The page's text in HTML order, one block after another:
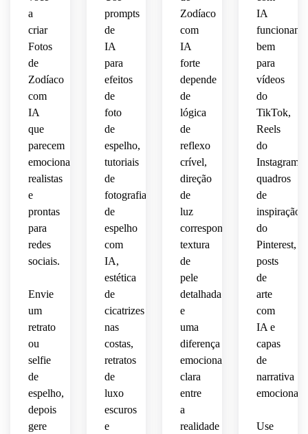
ultra
detalhada
coreano
detalhado
embalagem
cinematográfica
estética
do
TikTok
cintilante,
atmosfera
kawaii
estética
do
Pinterest
ultra
a
criar
Fotos
de
Zodíaco
com
IA
que
parecem
emocionais,
realistas
e
prontas
para
redes
sociais.
Envie
um
retrato
ou
selfie
de
espelho,
depois
gere
prompts
de
IA
para
efeitos
de
foto
de
espelho,
tutoriais
de
fotografia
de
espelho
com
IA,
estética
de
cicatrizes
nas
costas,
retratos
de
luxo
escuros
e
Zodíaco
com
IA
forte
depende
de
lógica
de
reflexo
crível,
direção
de
luz
correspondente,
textura
de
pele
detalhada
e
uma
diferença
emocional
clara
entre
a
realidade
IA
funcionam
bem
para
vídeos
do
TikTok,
Reels
do
Instagram,
quadros
de
inspiração
do
Pinterest,
posts
de
arte
com
IA e
capas
de
narrativa
emocional.
Use